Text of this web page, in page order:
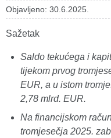
Objavljeno: 30.6.2025.
Sažetak
Saldo tekućega i
tijekom prvog
EUR, a u istom
2,78 mlrd. EUR.
Na financijskom
tromjesečja 2025.